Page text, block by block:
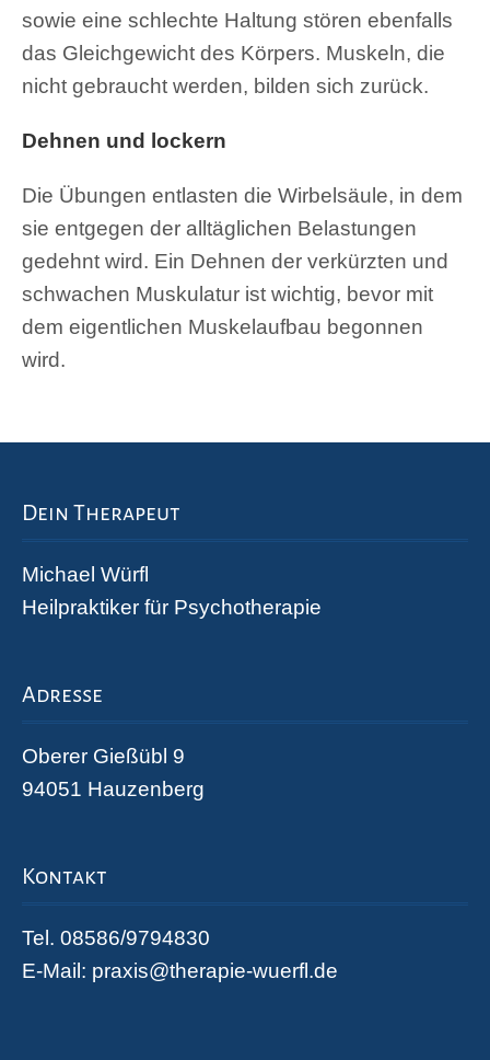
sowie eine schlechte Haltung stören ebenfalls
das Gleichgewicht des Körpers. Muskeln, die
nicht gebraucht werden, bilden sich zurück.
Dehnen und lockern
Die Übungen entlasten die Wirbelsäule, in dem
sie entgegen der alltäglichen Belastungen
gedehnt wird. Ein Dehnen der verkürzten und
schwachen Muskulatur ist wichtig, bevor mit
dem eigentlichen Muskelaufbau begonnen
wird.
Dein Therapeut
Michael Würfl
Heilpraktiker für Psychotherapie
Adresse
Oberer Gießübl 9
94051 Hauzenberg
Kontakt
Tel. 08586/9794830
E-Mail: praxis@therapie-wuerfl.de